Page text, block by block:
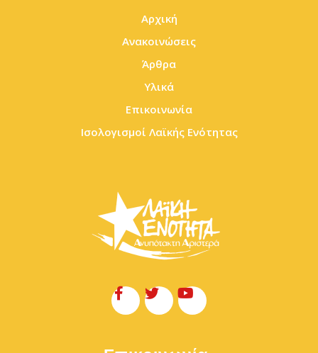
Αρχική
Ανακοινώσεις
Άρθρα
Υλικά
Επικοινωνία
Ισολογισμοί Λαϊκής Ενότητας